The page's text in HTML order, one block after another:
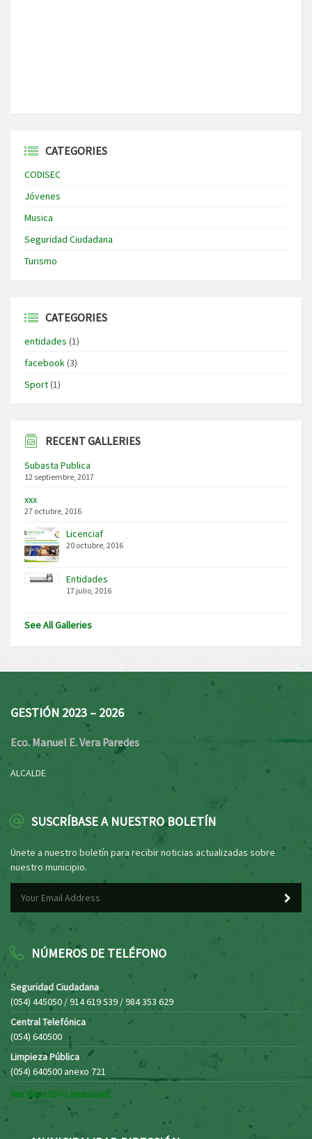
CATEGORIES
CODISEC
Jóvenes
Musica
Seguridad Ciudadana
Turismo
CATEGORIES
entidades (1)
facebook(3)
Sport(1)
RECENT GALLERIES
Subasta Publica
12 septiembre, 2017
xxx
27 octubre, 2016
Licenciaf
20 octubre, 2016
Entidades
17 julio, 2016
See All Galleries
GESTIÓN 2023 – 2026
Eco. Manuel E. Vera Paredes
ALCALDE
SUSCRÍBASE A NUESTRO BOLETÍN
Únete a nuestro boletín para recibir noticias actualizadas sobre
nuestro municipio.
NÚMEROS DE TELÉFONO
Seguridad Ciudadana
(054) 445050 / 914 619 539 / 984 353 629
Central Telefónica
(054) 640500
Limpieza Pública
(054) 640500 anexo 721
Ver directorio municipal